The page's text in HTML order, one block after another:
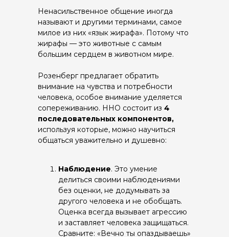
Ненасильственное общение иногда
называют и другими терминами, самое
милое из них «язык жирафа». Потому что
жирафы — это животные с самым
большим сердцем в животном мире.
Розенберг предлагает обратить
внимание на чувства и потребности
человека, особое внимание уделяется
сопереживанию. ННО состоит из 4
последовательных компонентов,
используя которые, можно научиться
общаться уважительно и душевно:
Наблюдение. Это умение
делиться своими наблюдениями
без оценки, не додумывать за
другого человека и не обобщать.
Оценка всегда вызывает агрессию
и заставляет человека защищаться.
Сравните: «Вечно ты опаздываешь»